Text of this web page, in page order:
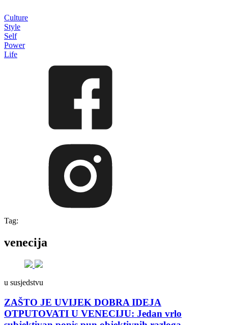
Culture
Style
Self
Power
Life
Tag:
venecija
u susjedstvu
ZAŠTO JE UVIJEK DOBRA IDEJA
OTPUTOVATI U VENECIJU: Jedan vrlo